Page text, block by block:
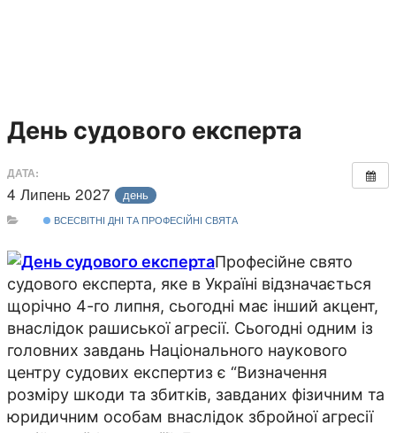
День судового експерта
ДАТА:
4 Липень 2027 день
ВСЕСВІТНІ ДНІ ТА ПРОФЕСІЙНІ СВЯТА
Професійне свято
судового експерта, яке в Україні відзначається
щорічно 4-го липня, сьогодні має інший акцент,
внаслідок рашиської агресії. Сьогодні одним із
головних завдань Національного наукового
центру судових експертиз є “Визначення
розміру шкоди та збитків, завданих фізичним та
юридичним особам внаслідок збройної агресії